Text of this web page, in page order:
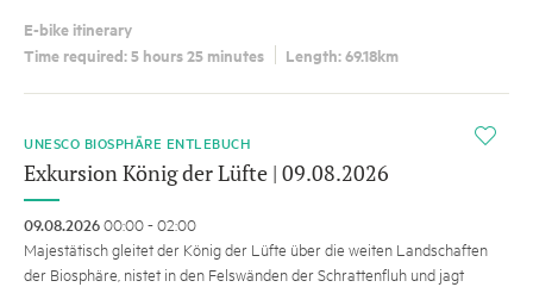
E-bike itinerary
Time required: 5 hours 25 minutes
Length: 69.18km
i
UNESCO BIOSPHÄRE ENTLEBUCH
Exkursion König der Lüfte | 09.08.2026
09.08.202600:00 - 02:00
Majestätisch gleitet der König der Lüfte über die weiten Landschaften
der Biosphäre, nistet in den Felswänden der Schrattenfluh und jagt